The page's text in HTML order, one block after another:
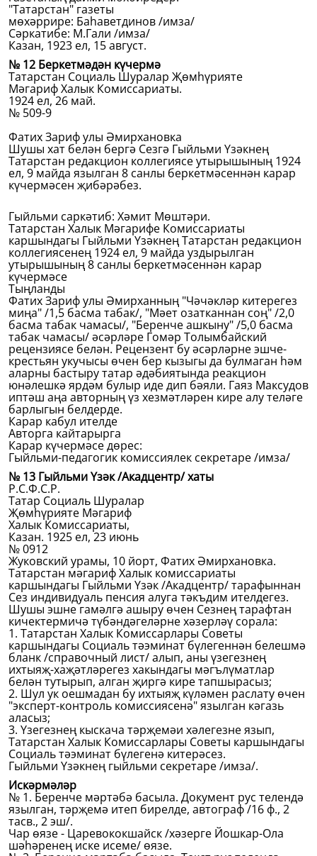
"Татарстан" газеты
мөхәррире: Баһаветдинов /имза/
Сәркатибе: М.Гали /имза/
Казан, 1923 ел, 15 август.
№ 12 Беркетмәдән күчермә
Татарстан Социаль Шуралар Җөмһүрияте
Мәгариф Халык Комиссариаты.
1924 ел, 26 май.
№ 509-9
Фатих Зариф улы Әмирхановка
Шушы хат белән бергә Сезгә Гыйльми Үзәкнең
Татарстан редакцион коллегиясе утырышының 1924
ел, 9 майда язылган 8 санлы беркетмәсеннән карар
күчермәсен җибәрәбез.
Гыйльми саркәтиб: Хәмит Мөштәри.
Татарстан Халык Мәгарифе Комиссариаты
каршындагы Гыйльми Үзәкнең Татарстан редакцион
коллегиясенең 1924 ел, 9 майда уздырылган
утырышының 8 санлы беркетмәсеннән карар
күчермәсе
Тыңланды
Фатих Зариф улы Әмирханның "Чәчәкләр китерегез
миңа" /1,5 басма табак/, "Мәет озатканнан соң" /2,0
басма табак чамасы/, "Беренче ашкыну" /5,0 басма
табак чамасы/ әсәрләре Гомәр Толымбайский
рецензиясе белән. Рецензент бу әсәрләрне эшче-
крестьян укучысы өчен бер кызыгы да булмаган һәм
аларны бастыру татар әдәбиятында реакцион
юнәлешкә ярдәм булыр иде дип бәяли. Гаяз Максудов
иптәш аңа авторның үз хезмәтләрен кире алу теләге
барлыгын белдерде.
Карар кабул ителде
Авторга кайтарырга
Карар күчермәсе дөрес:
Гыйльми-педагогик комиссиялек секретаре /имза/
№ 13 Гыйльми Үзәк /Акадцентр/ хаты
Р.С.Ф.С.Р.
Татар Социаль Шуралар
Җөмһүрияте Мәгариф
Халык Комиссариаты,
Казан. 1925 ел, 23 июнь
№ 0912
Жуковский урамы, 10 йорт, Фатих Әмирхановка.
Татарстан мәгариф Халык комиссариаты
каршындагы Гыйльми Үзәк /Акадцентр/ тарафыннан
Сез индивидуаль пенсия алуга тәкъдим ителдегез.
Шушы эшне гамәлгә ашыру өчен Сезнең тарафтан
кичектермичә түбәндәгеләрне хәзерләү сорала:
1. Татарстан Халык Комиссарлары Советы
каршындагы Социаль тәэминат бүлегеннән белешмә
бланк /справочный лист/ алып, аны үзегезнең
ихтыяҗ-хаҗәтләрегез хакындагы мәгълүматлар
белән тутырып, алган җиргә кире тапшырасыз;
2. Шул ук оешмадан бу ихтыяҗ күләмен раслату өчен
"эксперт-контроль комиссиясенә" язылган кәгазь
аласыз;
3. Үзегезнең кыскача тәрҗемәи хәлегезне язып,
Татарстан Халык Комиссарлары Советы каршындагы
Социаль тәэминат бүлегенә китерәсез.
Гыйльми Үзәкнең гыйльми секретаре /имза/.
Искәрмәләр
№ 1. Беренче мәртәбә басыла. Документ рус телендә
язылган, тәрҗемә итеп бирелде, автограф /16 ф., 2
тасв., 2 эш/.
Чар өязе - Царевококшайск /хәзерге Йошкар-Ола
шәһәренең иске исеме/ өязе.